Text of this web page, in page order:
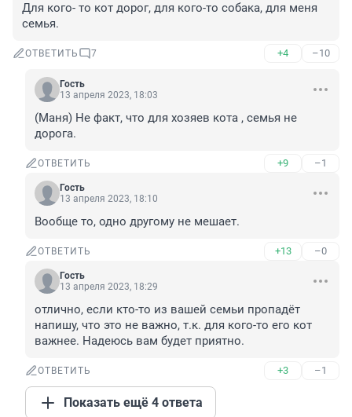
Для кого- то кот дорог, для кого-то собака, для меня
семья.
ОТВЕТИТЬ 7 +4 –10
Гость
13 апреля 2023, 18:03
(Маня) Не факт, что для хозяев кота , семья не
дорога.
ОТВЕТИТЬ +9 –1
Гость
13 апреля 2023, 18:10
Вообще то, одно другому не мешает.
ОТВЕТИТЬ +13 –0
Гость
13 апреля 2023, 18:29
отлично, если кто-то из вашей семьи пропадёт
напишу, что это не важно, т.к. для кого-то его кот
важнее. Надеюсь вам будет приятно.
ОТВЕТИТЬ +3 –1
Показать ещё 4 ответа